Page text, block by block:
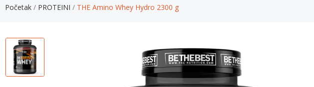
Početak PROTEINI THE Amino Whey Hydro 2300 g